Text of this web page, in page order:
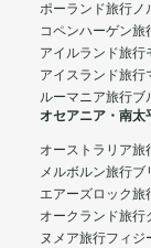
ポーランド旅行ノ
コペンハーゲン旅
アイルランド旅行
アイスランド旅行
ルーマニア旅行ブ
オセアニア・南太
オーストラリア旅
メルボルン旅行ブ
エアーズロック旅
オークランド旅行
ヌメア旅行フィジ